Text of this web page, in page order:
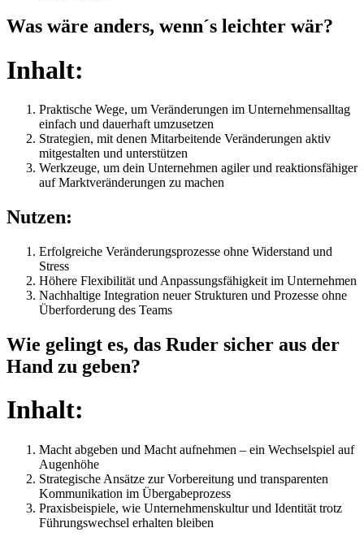
Was wäre anders, wenn´s leichter wär?
Inhalt:
Praktische Wege, um Veränderungen im Unternehmensalltag
einfach und dauerhaft umzusetzen
Strategien, mit denen Mitarbeitende Veränderungen aktiv
mitgestalten und unterstützen
Werkzeuge, um dein Unternehmen agiler und reaktionsfähiger
auf Marktveränderungen zu machen
Nutzen:
Erfolgreiche Veränderungsprozesse ohne Widerstand und
Stress
Höhere Flexibilität und Anpassungsfähigkeit im Unternehmen
Nachhaltige Integration neuer Strukturen und Prozesse ohne
Überforderung des Teams
Wie gelingt es, das Ruder sicher aus der
Hand zu geben?
Inhalt:
Macht abgeben und Macht aufnehmen – ein Wechselspiel auf
Augenhöhe
Strategische Ansätze zur Vorbereitung und transparenten
Kommunikation im Übergabeprozess
Praxisbeispiele, wie Unternehmenskultur und Identität trotz
Führungswechsel erhalten bleiben